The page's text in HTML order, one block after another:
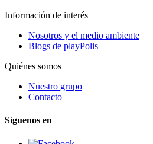
Información de interés
Nosotros y el medio ambiente
Blogs de playPolis
Quiénes somos
Nuestro grupo
Contacto
Síguenos en